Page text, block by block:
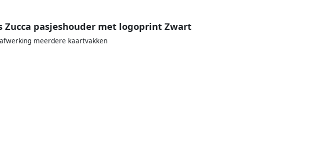
Zucca pasjeshouder met logoprint Zwart
meerdere kaartvakken